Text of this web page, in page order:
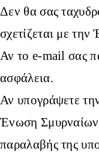
Δεν θα σας
σχετίζεται με
Αν το e-mail σας
ασφάλεια.
Αν υπογράψετε
Ένωση Σμυρναίων
παραλαβής της